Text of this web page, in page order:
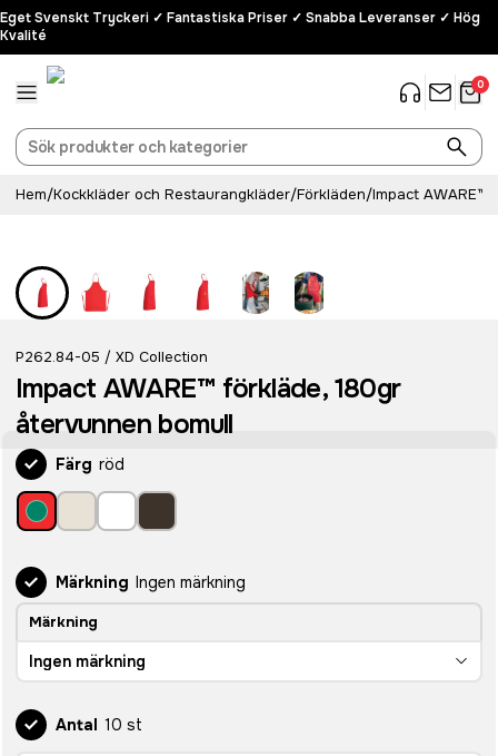
Eget Svenskt Tryckeri ✓ Fantastiska Priser ✓ Snabba Leveranser ✓ Hög
Kvalité
0
Hem/Kockkläder och Restaurangkläder/Förkläden/Impact AWARE™
P262.84-05 / XD Collection
Impact AWARE™ förkläde, 180gr
återvunnen bomull
Färg röd
Märkning Ingen märkning
Märkning
Ingen märkning
Antal 10 st